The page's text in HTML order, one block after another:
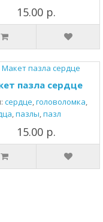
15.00 р.
пазла сердце
сердце,головоломка,
,пазлы,пазл
15.00 р.